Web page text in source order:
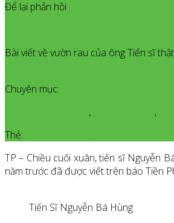
Để lại phản hồi
Bài viết về vườn rau của ông Tiến sĩ
Chuyên mục:
, ,
Thẻ:
TP – Chiều cuối xuân, tiến sĩ Nguyễn
năm trước đã được viết trên báo Tiền
Tiến Sĩ Nguyễn Bá Hùng